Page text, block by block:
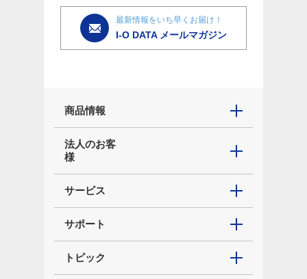
最新情報をいち早くお届け！
I-O DATA メールマガジン
商品情報
法人のお客
様
サービス
サポート
トピック